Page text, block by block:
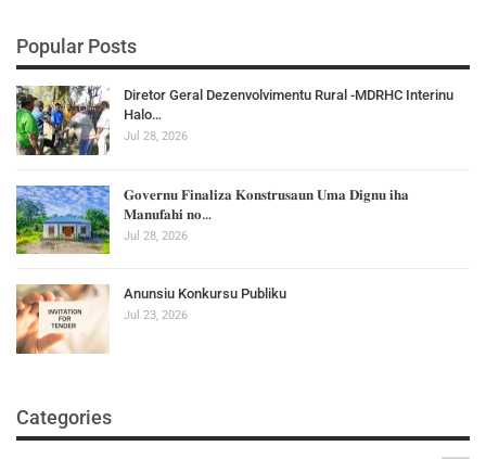
Popular Posts
Diretor Geral Dezenvolvimentu Rural -MDRHC Interinu
Halo…
Jul 28, 2026
𝐆𝐨𝐯𝐞𝐫𝐧𝐮 𝐅𝐢𝐧𝐚𝐥𝐢𝐳𝐚 𝐊𝐨𝐧𝐬𝐭𝐫𝐮𝐬𝐚𝐮𝐧 𝐔𝐦𝐚 𝐃𝐢𝐠𝐧𝐮 𝐢𝐡𝐚
𝐌𝐚𝐧𝐮𝐟𝐚𝐡𝐢 𝐧𝐨…
Jul 28, 2026
Anunsiu Konkursu Publiku
Jul 23, 2026
Categories